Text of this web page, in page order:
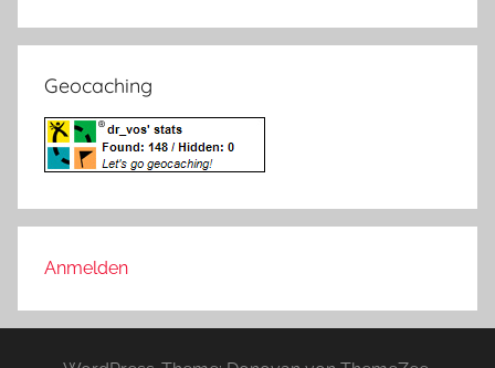
Geocaching
Anmelden